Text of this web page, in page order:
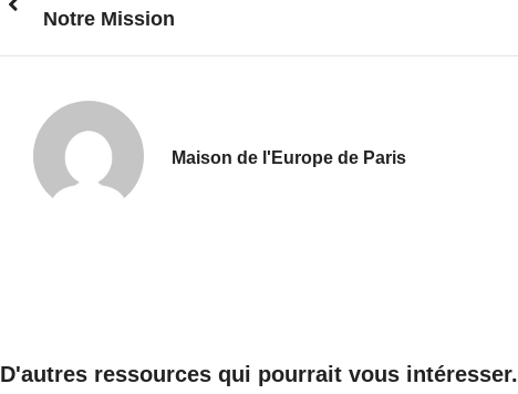
Notre Mission
Maison de l'Europe de Paris
D'autres ressources qui pourrait vous intéresser.